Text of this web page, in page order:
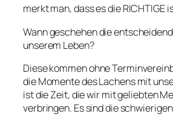
merkt man, dass es die RICHTIGE
Wann geschehen die
unserem Leben?
Diese kommen ohne
die Momente des Lachens mit
ist die Zeit, die wir mit geliebten
verbringen. Es sind die